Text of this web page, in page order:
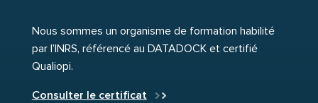
Nous sommes un organisme de formation habilité
par l’INRS, référencé au DATADOCK et certifié
Qualiopi.
Consulter le certificat